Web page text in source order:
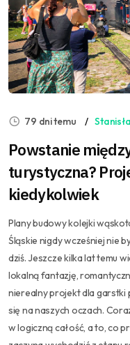
79 dni temu
Powstanie
turystyczna?
kiedykolwiek
Plany budowy kolejki
Śląskie nigdy wcześniej nie
dziś. Jeszcze kilka lat temu
lokalną fantazję,
nierealny projekt dla garstki
się na naszych oczach.
w logiczną całość, a to, co